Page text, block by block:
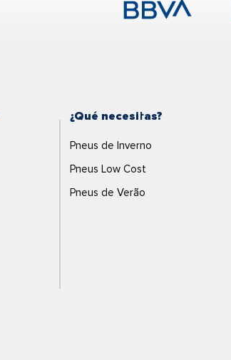
¿Qué necesitas?
Pneus de Inverno
Pneus Low Cost
Pneus de Verão